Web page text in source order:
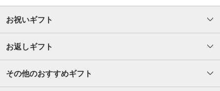
お祝いギフト
お返しギフト
その他のおすすめギフト